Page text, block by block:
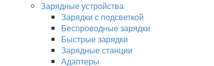
Зарядные устройства
Зарядки с подсветкой
Беспроводные зарядки
Быстрые зарядки
Зарядные станции
Адаптеры